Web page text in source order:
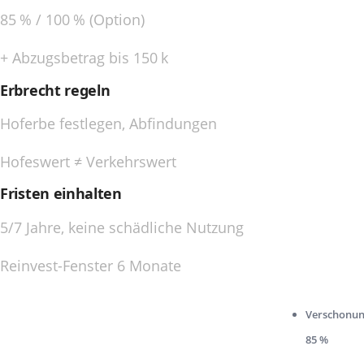
85 % / 100 % (Option)
+ Abzugsbetrag bis 150 k
Erbrecht regeln
Hoferbe festlegen, Abfindungen
Hofeswert ≠ Verkehrswert
Fristen einhalten
5/7 Jahre, keine schädliche Nutzung
Reinvest-Fenster 6 Monate
85 %